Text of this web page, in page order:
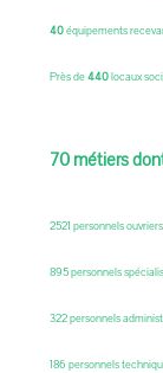
40équipements
Près de440locaux
70 métiers
2521 personnels
895 personnels
322 personnels
186 personnels